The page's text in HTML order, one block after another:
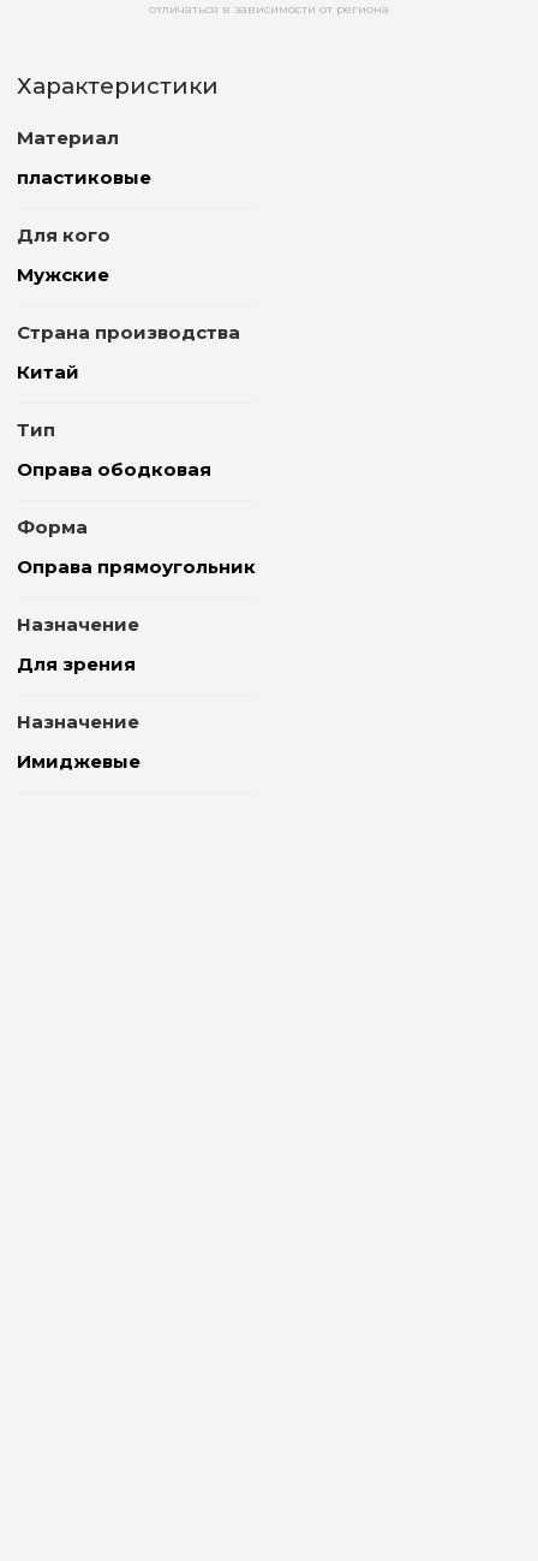
отличаться в зависимости от региона
Характеристики
Материал
пластиковые
Для кого
Мужские
Страна производства
Китай
Тип
Оправа ободковая
Форма
Оправа прямоугольник
Назначение
Для зрения
Назначение
Имиджевые